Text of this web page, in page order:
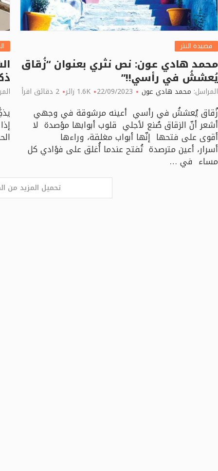
قصيدة النثر
محمد هادي عون: نص نثري بعنوان “زُقاق
يُعششُ في رأسي!!”
المراسل: محمد هادي عون 22/09/2023 1.6K زائر 2 دقائق اقرأ
زُقاق يُعششُ في رأسي أعينه مرشوقة في وجهي
أشعر أنّ الزقاق صُنع لأجلي قلوب أبوابها مؤصدة لا
أقوى على فتحها إنّها أبواب مغلقة، وراءها
أسرار، أعين مترصدة تُفتح عندما أُغلق على فؤادي كل
مساء في …
تحميل المزيد من